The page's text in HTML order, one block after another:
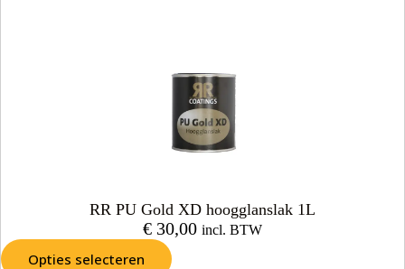
RR PU Gold XD hoogglanslak 1L
€ 30,00 incl. BTW
Opties selecteren